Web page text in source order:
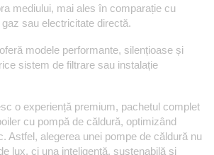
mediului, mai ales în comparație cu
sau electricitate directă.
modele performante, silențioase și
sistem de filtrare sau instalație
o experiență premium, pachetul complet
cu pompă de căldură, optimizând
Astfel, alegerea unei pompe de căldură nu
lux, ci una inteligentă, sustenabilă și